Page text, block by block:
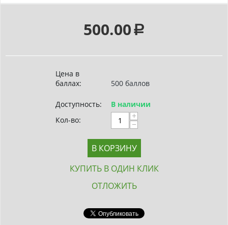
500.00 Р
Цена в
баллах:
500 баллов
Доступность:
В наличии
Кол-во:
+
−
В КОРЗИНУ
КУПИТЬ В ОДИН КЛИК
ОТЛОЖИТЬ